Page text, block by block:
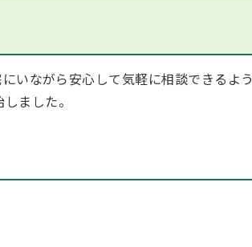
いながら安心して気軽に相談できるよ
ました。